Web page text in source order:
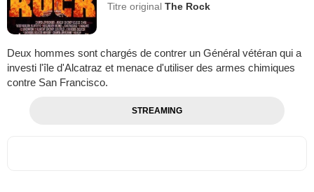
Titre originalThe Rock
Deux hommes sont chargés de contrer un Général vétéran qui a
investi l'île d'Alcatraz et menace d'utiliser des armes chimiques
contre San Francisco.
STREAMING